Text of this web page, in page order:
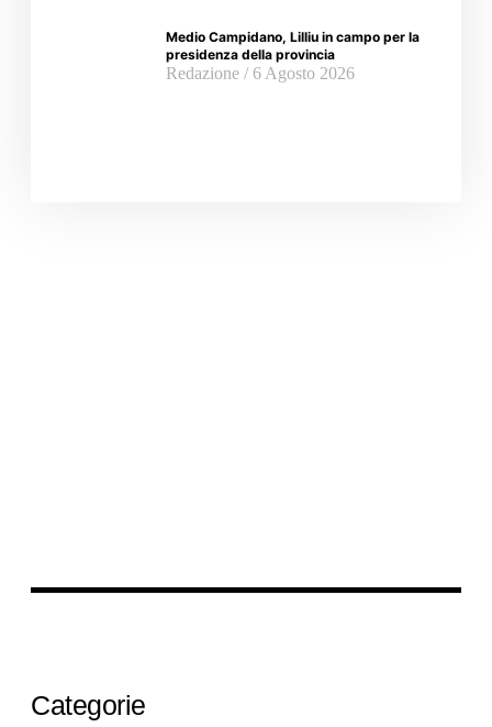
Medio Campidano, Lilliu in campo per la
presidenza della provincia
Redazione 6 Agosto 2026
Categorie